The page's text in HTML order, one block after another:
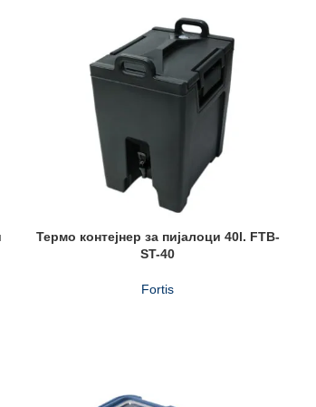
Термо контејнер за пијалоци 40l. FTB-
ST-40
Fortis